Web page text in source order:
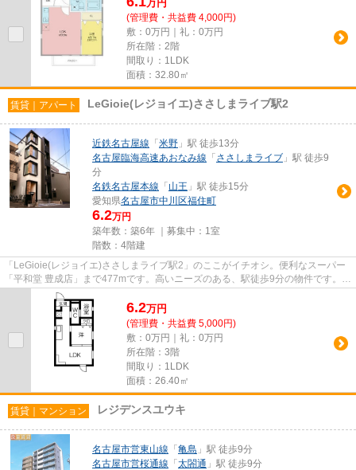
万 円
(管理費・共益費 4,000円)
敷：0万円｜礼：0万円
所在階：2階
間取り：1LDK
面積：32.80㎡
賃貸｜アパート LeGioie(レジョイエ)ささしまライブ駅2
近鉄名古屋線 「 米野 」駅 徒歩13分
名古屋臨海高速あおなみ線 「 ささしまライブ 」駅 徒歩9
分
名鉄名古屋本線 「 山王 」駅 徒歩15分
愛知県名古屋市中川区福住町
6.2万円
築年数：築6年 ｜募集中： 1室
階数：4階建
「LeGioie(レジョイエ)ささしまライブ駅2」のここがイチオシ。便利なスーパー
「平和堂 豊成店」まで477mです。高いニーズのある、駅徒歩9分の物件です。令
和元年築で、多くの方がご満...
6.2万円
(管理費・共益費 5,000円)
敷：0万円｜礼：0万円
所在階：3階
間取り：1LDK
面積：26.40㎡
賃貸｜マンション レジデンスユウキ
名古屋市営東山線 「 亀島 」駅 徒歩9分
名古屋市営桜通線 「 太閤通 」駅 徒歩9分